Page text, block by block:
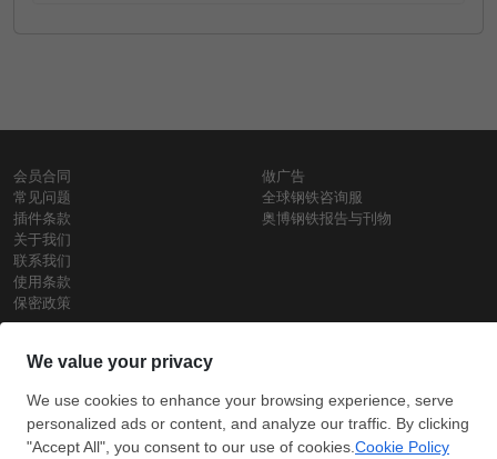
会员合同
常见问题
插件条款
关于我们
联系我们
使用条款
保密政策
做广告
全球钢铁咨询服
奥博钢铁报告与刊物
钢材价格
每日废钢价格
盘条价格
订
阅
信用卡支
付
支付宝支
付